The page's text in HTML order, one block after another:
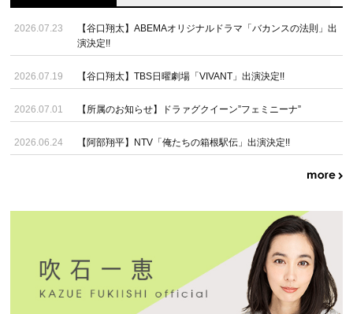
2026.07.23
【谷口翔太】ABEMAオリジナルドラマ「バカンスの法則」出
演決定!!
2026.07.19 【谷口翔太】TBS日曜劇場「VIVANT」出演決定!!
2026.07.01 【所属のお知らせ】ドラァグクイーン”フェミニーナ”
2026.06.24 【阿部翔平】NTV「俺たちの箱根駅伝」出演決定!!